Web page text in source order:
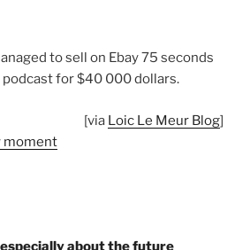
to sell on Ebay 75 seconds
for $40 000 dollars.
[via Loic Le Meur Blog]
moment
about the future